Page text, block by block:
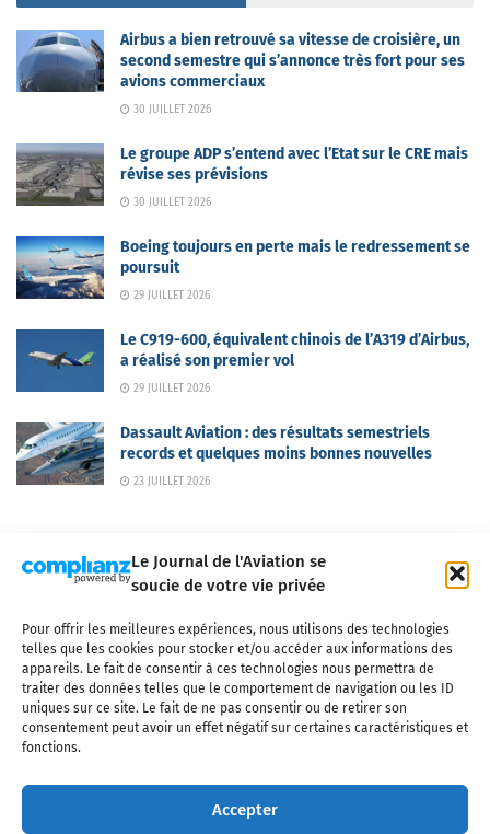
Le Journal de l'Aviation se
soucie de votre vie privée
Pour offrir les meilleures expériences, nous utilisons des technologies
telles que les cookies pour stocker et/ou accéder aux informations des
appareils. Le fait de consentir à ces technologies nous permettra de
traiter des données telles que le comportement de navigation ou les ID
uniques sur ce site. Le fait de ne pas consentir ou de retirer son
consentement peut avoir un effet négatif sur certaines caractéristiques et
fonctions.
Accepter
Airbus a bien retrouvé sa vitesse de croisière, un
second semestre qui s’annonce très fort pour ses
avions commerciaux
30 JUILLET 2026
Le groupe ADP s’entend avec l’Etat sur le CRE mais
révise ses prévisions
30 JUILLET 2026
Boeing toujours en perte mais le redressement se
poursuit
29 JUILLET 2026
Le C919-600, équivalent chinois de l’A319 d’Airbus,
a réalisé son premier vol
29 JUILLET 2026
Dassault Aviation : des résultats semestriels
records et quelques moins bonnes nouvelles
23 JUILLET 2026
Qui sommes-nous ? Nous contacter
Partenaires
Mentions légales
CGV Politique de confidentialité Cookies
l'industrie aéronautique, l'aviation commerciale, l'aviation d'affaires, les